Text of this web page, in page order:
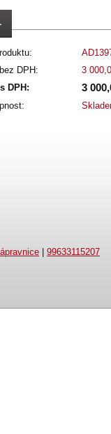
DPH:
3
DPH:
3
99633115207